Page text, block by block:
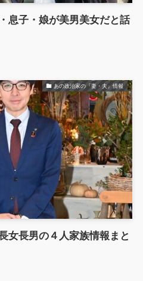
息子・娘が美男美女だと話
あの政治家の『妻・夫』情報
女長男の４人家族情報まと